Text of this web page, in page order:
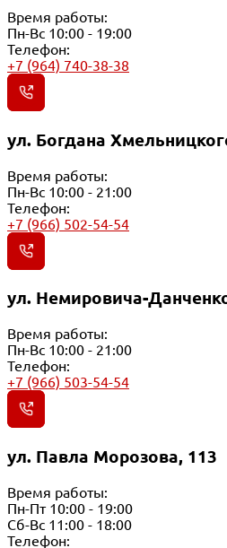
Время работы:
Пн-Вс 10:00 - 19:00
Телефон:
+7 (964) 740-38-38
ул. Богдана
Время работы:
Пн-Вс 10:00 - 21:00
Телефон:
+7 (966) 502-54-54
ул. Немировича-
Время работы:
Пн-Вс 10:00 - 21:00
Телефон:
+7 (966) 503-54-54
ул. Павла Морозова, 113
Время работы:
Пн-Пт 10:00 - 19:00
Сб-Вс 11:00 - 18:00
Телефон: